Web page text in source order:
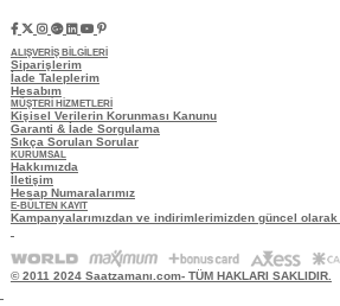
ALIŞVERİŞ BİLGİLERİ
Siparişlerim
İade Taleplerim
Hesabım
MÜŞTERİ HİZMETLERİ
Kişisel Verilerin Korunması Kanunu
Garanti & İade Sorgulama
Sıkça Sorulan Sorular
KURUMSAL
Hakkımızda
İletişim
Hesap Numaralarımız
E-BÜLTEN KAYIT
Kampanyalarımızdan ve indirimlerimizden güncel olarak
© 2011 2024 Saatzamanı.com- TÜM HAKLARI SAKLIDIR.